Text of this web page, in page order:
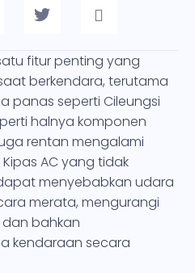
fitur penting yang
berkendara, terutama
panas seperti Cileungsi
halnya komponen
rentan mengalami
AC yang tidak
menyebabkan udara
merata, mengurangi
bahkan
kendaraan secara